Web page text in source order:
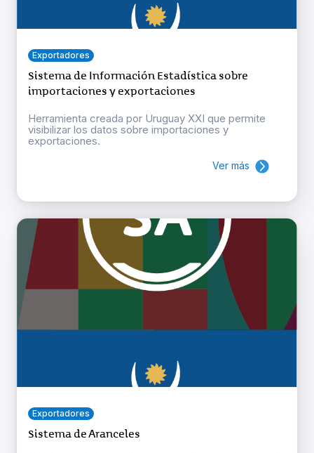
Exportadores
Sistema de Información Estadística sobre
importaciones y exportaciones
Herramienta creada por Uruguay XXI que permite
visibilizar los datos sobre importaciones y
exportaciones.
Ver más
Exportadores
Sistema de Aranceles